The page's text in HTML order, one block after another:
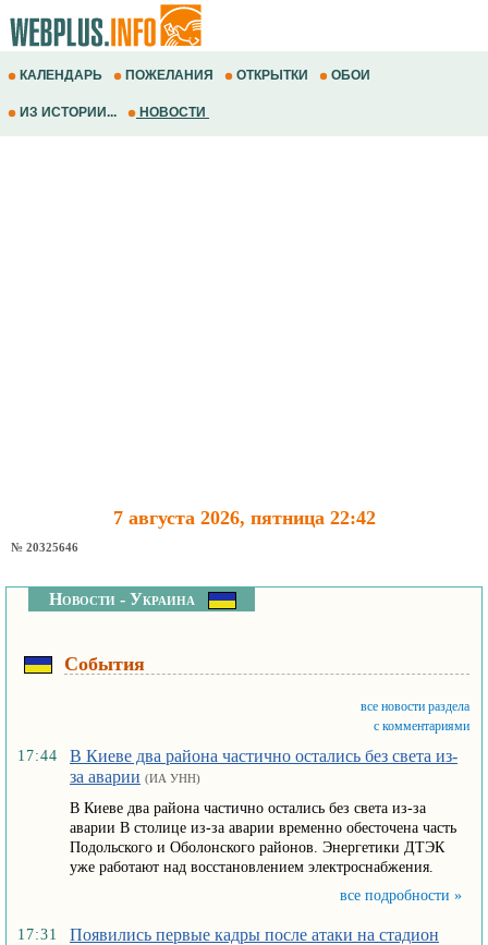
КАЛЕНДАРЬ ПОЖЕЛАНИЯ ОТКРЫТКИ ОБОИ
ИЗ ИСТОРИИ... НОВОСТИ
7 августа 2026, пятница 22:42
№ 20325646
Новости - Украина
События
все новости раздела
с комментариями
17:44
В Киеве два района частично остались без света из-
за аварии (ИА УНН)
В Киеве два района частично остались без света из-за
аварии В столице из-за аварии временно обесточена часть
Подольского и Оболонского районов. Энергетики ДТЭК
уже работают над восстановлением электроснабжения.
все подробности »
17:31
Появились первые кадры после атаки на стадион